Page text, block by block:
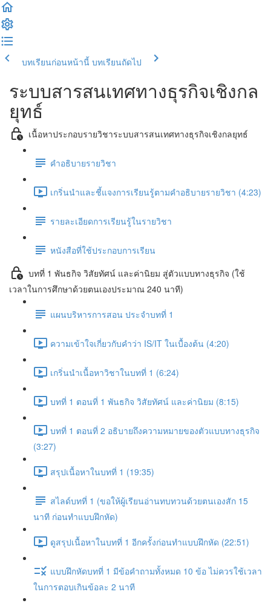
บทเรียนก่อนหน้านี้ บทเรียนถัดไป
ระบบสารสนเทศทางธุรกิจเชิงกล
ยุทธ์
เนื้อหาประกอบรายวิชาระบบสารสนเทศทางธุรกิจเชิงกลยุทธ์
คำอธิบายรายวิชา
เกริ่นนำและชี้แจงการเรียนรู้ตามคำอธิบายรายวิชา (4:23)
รายละเอียดการเรียนรู้ในรายวิชา
หนังสือที่ใช้ประกอบการเรียน
บทที่ 1 พันธกิจ วิสัยทัศน์ และค่านิยม สู่ตัวแบบทางธุรกิจ (ใช้
เวลาในการศึกษาด้วยตนเองประมาณ 240 นาที)
แผนบริหารการสอน ประจำบทที่ 1
ความเข้าใจเกี่ยวกับคำว่า IS/IT ในเบื้องต้น (4:20)
เกริ่นนำเนื้อหาวิชาในบทที่ 1 (6:24)
บทที่ 1 ตอนที่ 1 พันธกิจ วิสัยทัศน์ และค่านิยม (8:15)
บทที่ 1 ตอนที่ 2 อธิบายถึงความหมายของตัวแบบทางธุรกิจ
(3:27)
สรุปเนื้อหาในบทที่ 1 (19:35)
สไลด์บทที่ 1 (ขอให้ผู้เรียนอ่านทบทวนด้วยตนเองสัก 15
นาที ก่อนทำแบบฝึกหัด)
ดูสรุปเนื้อหาในบทที่ 1 อีกครั้งก่อนทำแบบฝึกหัด (22:51)
แบบฝึกหัดบทที่ 1 มีข้อคำถามทั้งหมด 10 ข้อ ไม่ควรใช้เวลา
ในการตอบเกินข้อละ 2 นาที